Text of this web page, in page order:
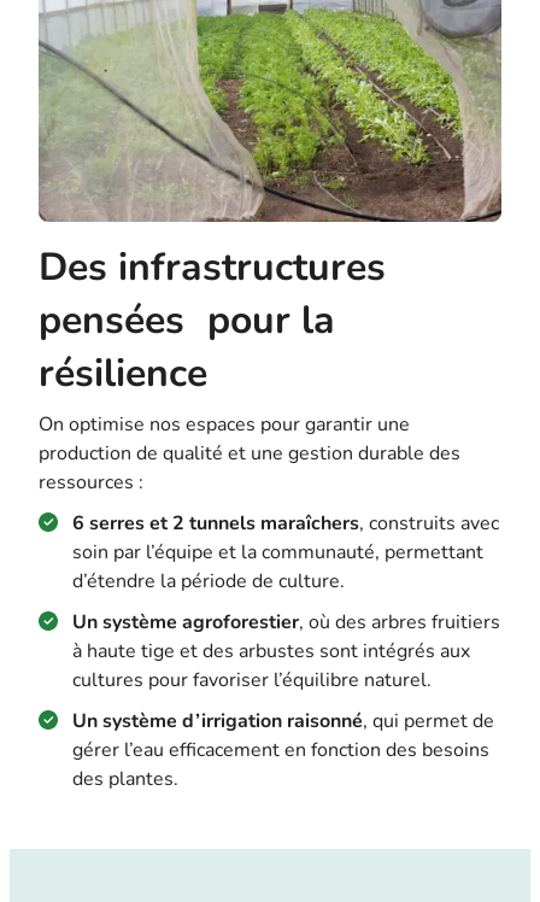
Des infrastructures
pensées pour la
résilience
On optimise nos espaces pour garantir une
production de qualité et une gestion durable des
ressources :
6 serres et 2 tunnels maraîchers, construits avec
soin par l’équipe et la communauté, permettant
d’étendre la période de culture.
Un système agroforestier, où des arbres fruitiers
à haute tige et des arbustes sont intégrés aux
cultures pour favoriser l’équilibre naturel.
Un système d’irrigation raisonné, qui permet de
gérer l’eau efficacement en fonction des besoins
des plantes.